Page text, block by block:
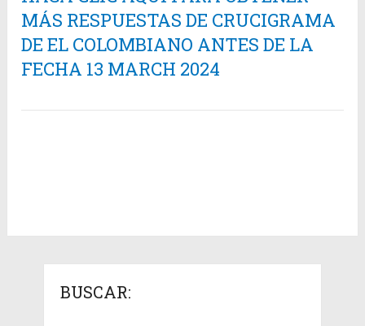
MÁS RESPUESTAS DE CRUCIGRAMA
DE EL COLOMBIANO ANTES DE LA
FECHA 13 MARCH 2024
BUSCAR: